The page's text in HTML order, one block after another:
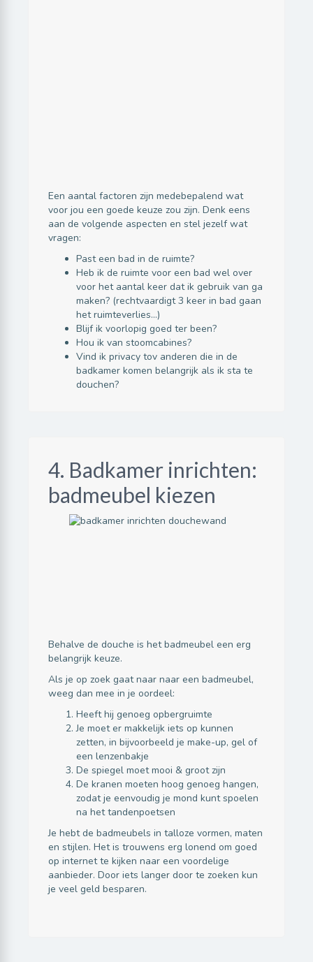
Een aantal factoren zijn medebepalend wat
voor jou een goede keuze zou zijn. Denk eens
aan de volgende aspecten en stel jezelf wat
vragen:
Past een bad in de ruimte?
Heb ik de ruimte voor een bad wel over
voor het aantal keer dat ik gebruik van ga
maken? (rechtvaardigt 3 keer in bad gaan
het ruimteverlies…)
Blijf ik voorlopig goed ter been?
Hou ik van stoomcabines?
Vind ik privacy tov anderen die in de
badkamer komen belangrijk als ik sta te
douchen?
4. Badkamer inrichten:
badmeubel kiezen
Behalve de douche is het badmeubel een erg
belangrijk keuze.
Als je op zoek gaat naar naar een badmeubel,
weeg dan mee in je oordeel:
Heeft hij genoeg opbergruimte
Je moet er makkelijk iets op kunnen
zetten, in bijvoorbeeld je make-up, gel of
een lenzenbakje
De spiegel moet mooi & groot zijn
De kranen moeten hoog genoeg hangen,
zodat je eenvoudig je mond kunt spoelen
na het tandenpoetsen
Je hebt de badmeubels in talloze vormen, maten
en stijlen. Het is trouwens erg lonend om goed
op internet te kijken naar een voordelige
aanbieder. Door iets langer door te zoeken kun
je veel geld besparen.